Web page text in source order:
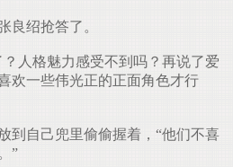
良绍抢答了。
人格魅力感受不到吗？再说了爱
欢一些伟光正的正面角色才行
到自己兜里偷偷握着，“他们不喜
”